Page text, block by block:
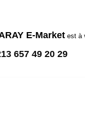
E-Market est à
657 49 20 29